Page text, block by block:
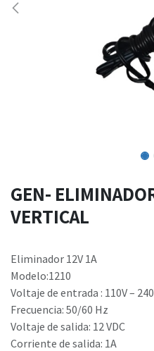
GEN-
VERTICAL
Eliminador 12V 1A
Modelo:1210
Voltaje de entrada : 110V –
Frecuencia: 50/60 Hz
Voltaje de salida: 12 VDC
Corriente de salida: 1A